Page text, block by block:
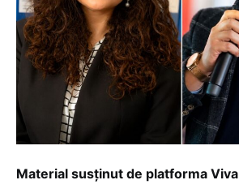
Material susținut de platforma Viva